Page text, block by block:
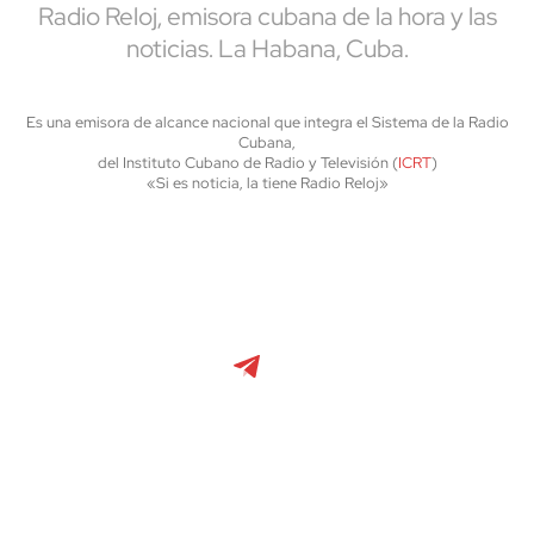
Radio Reloj, emisora cubana de la hora y las
noticias. La Habana, Cuba.
Es una emisora de alcance nacional que integra el Sistema de la Radio
Cubana,
del Instituto Cubano de Radio y Televisión (ICRT)
«Si es noticia, la tiene Radio Reloj»